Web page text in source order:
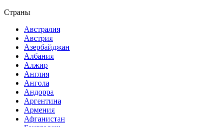
Страны
Австралия
Австрия
Азербайджан
Албания
Алжир
Англия
Ангола
Андорра
Аргентина
Армения
Афганистан